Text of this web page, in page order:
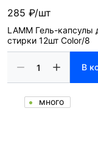
285 ₽/шт
LAMM Гель-капсулы
стирки 12шт Color/8
В
много